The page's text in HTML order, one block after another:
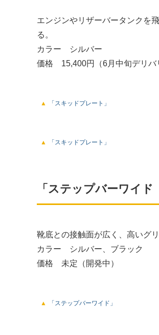
エンジンやリザーバータンクを
る。
カラー シルバー
価格 15,400円（6月中旬デリバ
「スキッドプレート」
「スキッドプレート」
「ステップバーワイド
靴底との接触面が広く、高いグ
カラー シルバー、ブラック
価格 未定（開発中）
「ステップバーワイド」